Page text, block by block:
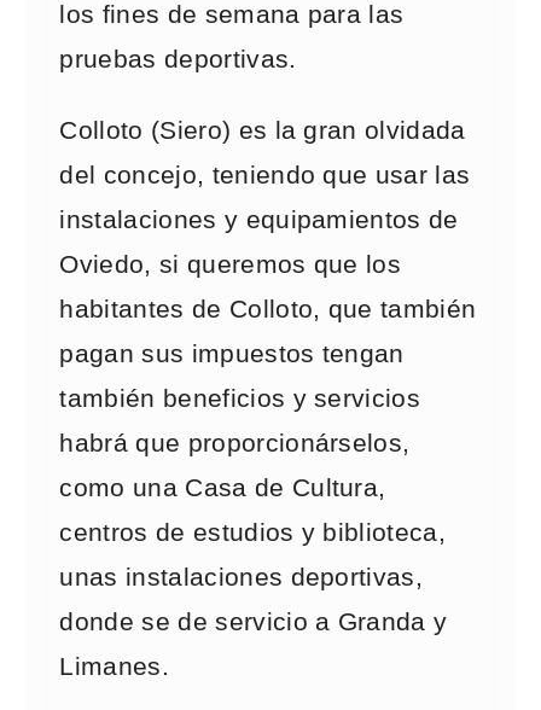
los fines de semana para las
pruebas deportivas.
Colloto (Siero) es la gran olvidada
del concejo, teniendo que usar las
instalaciones y equipamientos de
Oviedo, si queremos que los
habitantes de Colloto, que también
pagan sus impuestos tengan
también beneficios y servicios
habrá que proporcionárselos,
como una Casa de Cultura,
centros de estudios y biblioteca,
unas instalaciones deportivas,
donde se de servicio a Granda y
Limanes.